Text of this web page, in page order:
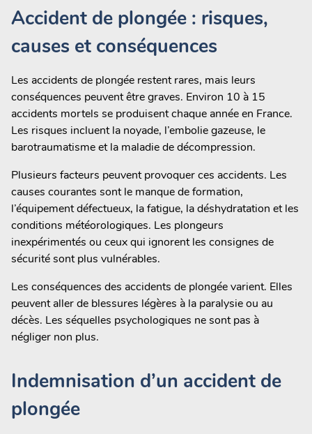
Accident de plongée : risques,
causes et conséquences
Les accidents de plongée restent rares, mais leurs
conséquences peuvent être graves. Environ 10 à 15
accidents mortels se produisent chaque année en France.
Les risques incluent la noyade, l’embolie gazeuse, le
barotraumatisme et la maladie de décompression.
Plusieurs facteurs peuvent provoquer ces accidents. Les
causes courantes sont le manque de formation,
l’équipement défectueux, la fatigue, la déshydratation et les
conditions météorologiques. Les plongeurs
inexpérimentés ou ceux qui ignorent les consignes de
sécurité sont plus vulnérables.
Les conséquences des accidents de plongée varient. Elles
peuvent aller de blessures légères à la paralysie ou au
décès. Les séquelles psychologiques ne sont pas à
négliger non plus.
Indemnisation d’un accident de
plongée